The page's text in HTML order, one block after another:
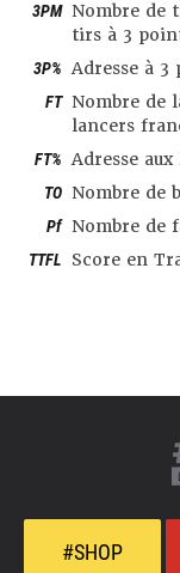
3PM Nombre de
tirs à 3
3P% Adresse à 3
FT Nombre de
lancers
FT% Adresse
TO Nombre de
Pf Nombre de
TTFL Score en
#SHOP